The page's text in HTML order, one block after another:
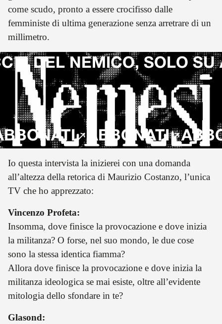
come scudo, pronto a essere crocifisso dalle
femministe di ultima generazione senza arretrare di un
millimetro.
DEL NEMICO, SOLO SU
ABBONATI
Io questa intervista la inizierei con una domanda
all’altezza della retorica di Maurizio Costanzo, l’unica
TV che ho apprezzato:
Vincenzo Profeta:
Insomma, dove finisce la provocazione e dove inizia
la militanza? O forse, nel suo mondo, le due cose
sono la stessa identica fiamma?
Allora dove finisce la provocazione e dove inizia la
militanza ideologica se mai esiste, oltre all’evidente
mitologia dello sfondare in te?
Glasond: